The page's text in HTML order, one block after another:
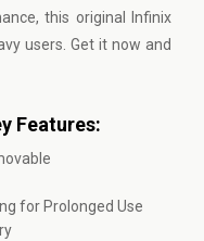
this original Infinix
users. Get it now and
Features:
for Prolonged Use